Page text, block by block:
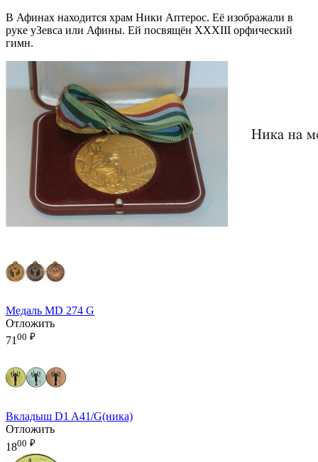
В Афинах находится храм Ники Аптерос. Её изображали в
руке уЗевса или Афины. Ей посвящён XXXIII орфический
гимн.
Медаль MD 274 G
Отложить
71 00 ₽
Вкладыш D1 A41/G(ника)
Отложить
1800 ₽